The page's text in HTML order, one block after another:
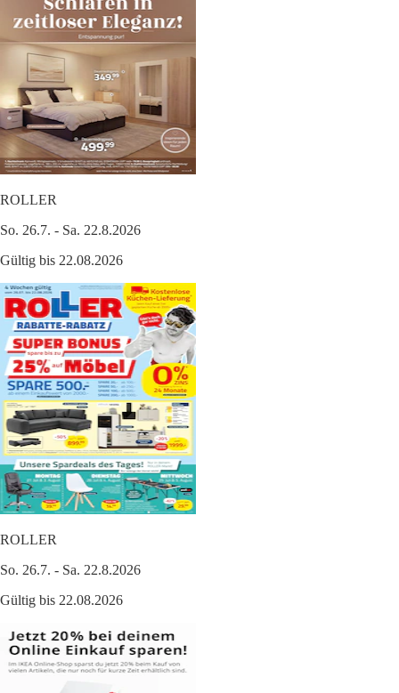
ROLLER
So. 26.7. - Sa. 22.8.2026
Gültig bis 22.08.2026
ROLLER
So. 26.7. - Sa. 22.8.2026
Gültig bis 22.08.2026